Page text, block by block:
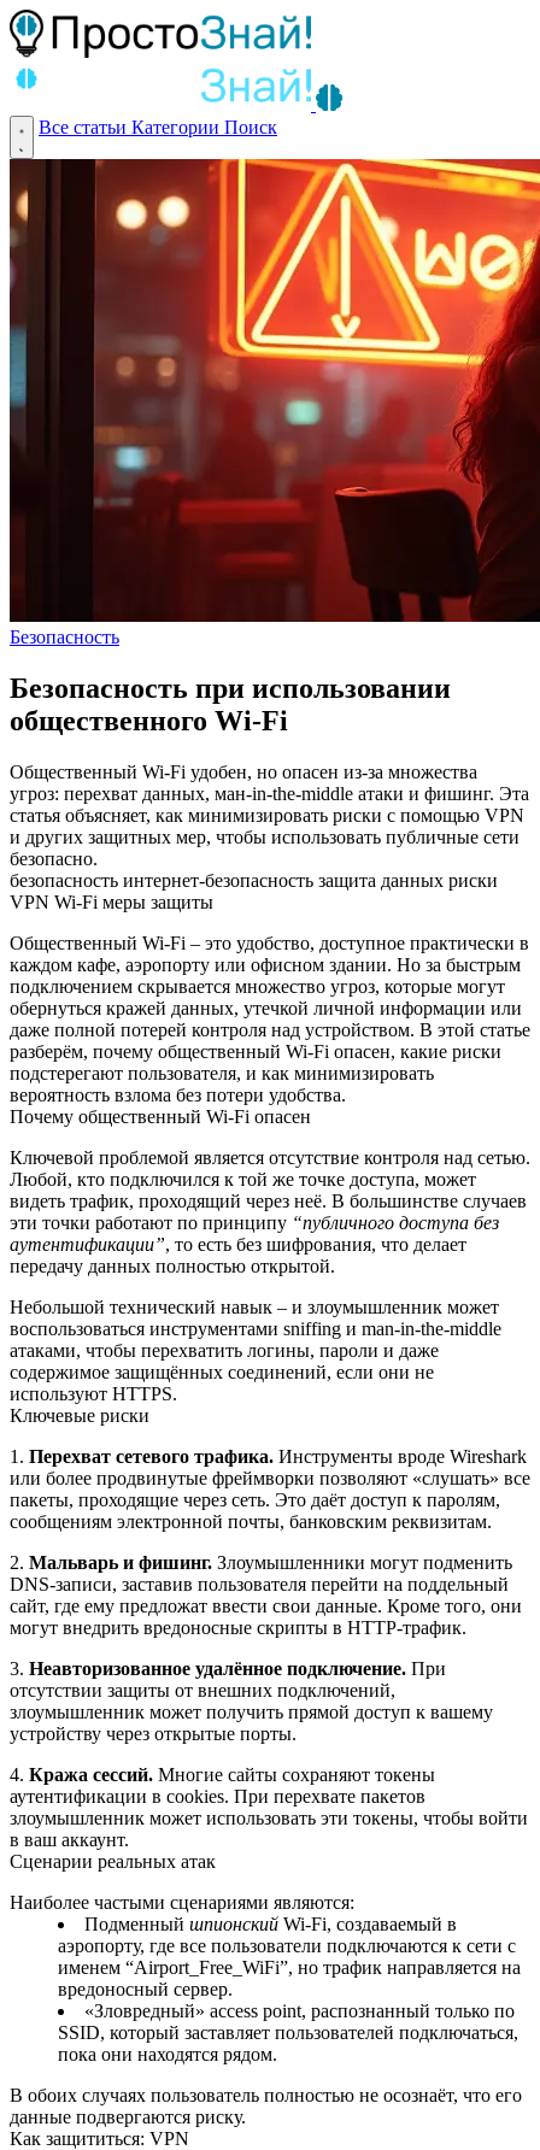
Все статьи Категории Поиск
Безопасность
Безопасность при использовании
общественного Wi-Fi
Общественный Wi-Fi удобен, но опасен из-за множества
угроз: перехват данных, ман-in-the-middle атаки и фишинг. Эта
статья объясняет, как минимизировать риски с помощью VPN
и других защитных мер, чтобы использовать публичные сети
безопасно.
безопасность интернет-безопасность защита данных риски
VPN Wi-Fi меры защиты
Общественный Wi‑Fi – это удобство, доступное практически в
каждом кафе, аэропорту или офисном здании. Но за быстрым
подключением скрывается множество угроз, которые могут
обернуться кражей данных, утечкой личной информации или
даже полной потерей контроля над устройством. В этой статье
разберём, почему общественный Wi‑Fi опасен, какие риски
подстерегают пользователя, и как минимизировать
вероятность взлома без потери удобства.
Почему общественный Wi‑Fi опасен
Ключевой проблемой является отсутствие контроля над сетью.
Любой, кто подключился к той же точке доступа, может
видеть трафик, проходящий через неё. В большинстве случаев
эти точки работают по принципу “публичного доступа без
аутентификации”, то есть без шифрования, что делает
передачу данных полностью открытой.
Небольшой технический навык – и злоумышленник может
воспользоваться инструментами sniffing и man‑in‑the‑middle
атаками, чтобы перехватить логины, пароли и даже
содержимое защищённых соединений, если они не
используют HTTPS.
Ключевые риски
1. Перехват сетевого трафика. Инструменты вроде Wireshark
или более продвинутые фреймворки позволяют «слушать» все
пакеты, проходящие через сеть. Это даёт доступ к паролям,
сообщениям электронной почты, банковским реквизитам.
2. Мальварь и фишинг. Злоумышленники могут подменить
DNS-записи, заставив пользователя перейти на поддельный
сайт, где ему предложат ввести свои данные. Кроме того, они
могут внедрить вредоносные скрипты в HTTP‑трафик.
3. Неавторизованное удалённое подключение. При
отсутствии защиты от внешних подключений,
злоумышленник может получить прямой доступ к вашему
устройству через открытые порты.
4. Кража сессий. Многие сайты сохраняют токены
аутентификации в cookies. При перехвате пакетов
злоумышленник может использовать эти токены, чтобы войти
в ваш аккаунт.
Сценарии реальных атак
Наиболее частыми сценариями являются:
Подменный шпионский Wi‑Fi, создаваемый в
аэропорту, где все пользователи подключаются к сети с
именем “Airport_Free_WiFi”, но трафик направляется на
вредоносный сервер.
«Зловредный» access point, распознанный только по
SSID, который заставляет пользователей подключаться,
пока они находятся рядом.
В обоих случаях пользователь полностью не осознаёт, что его
данные подвергаются риску.
Как защититься: VPN